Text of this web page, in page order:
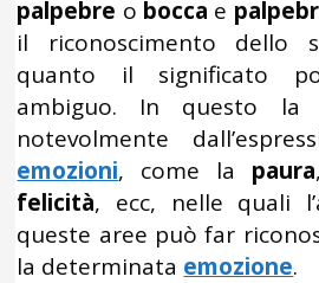
palpebre o bocca e
il riconoscimento dello
quanto il significato
ambiguo. In questo la
notevolmente
emozioni, come la paura
felicità, ecc, nelle quali
queste aree può far
la determinata emozione.